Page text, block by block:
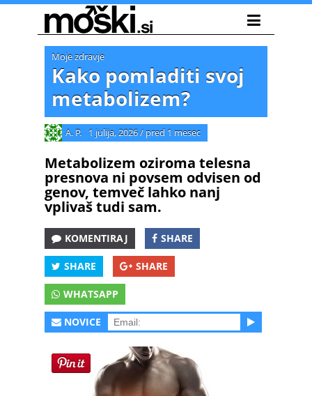
Moje zdravje
Kako pomladiti svoj
metabolizem?
A. P. 1 julija, 2026/ pred 1 mesec
Metabolizem oziroma telesna
presnova ni povsem odvisen od
genov, temveč lahko nanj
vplivaš tudi sam.
KOMENTIRAJ SHARE
SHARE SHARE
WHATSAPP
NOVICE